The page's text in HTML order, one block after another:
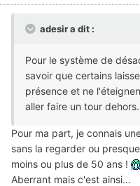
adesir a dit :
Pour le système de
savoir que certains
présence et ne
aller faire un tour dehors.
Pour ma part, je connais
sans la regarder ou
moins ou plus de 50 ans !
Aberrant mais c'est ainsi…